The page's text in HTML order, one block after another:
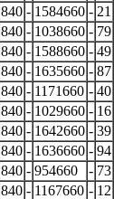
840 - 1584660 - 21
840 - 1038660 - 79
840 - 1588660 - 49
840 - 1635660 - 87
840 - 1171660 - 40
840 - 1029660 - 16
840 - 1642660 - 39
840 - 1636660 - 94
840 - 954660 - 73
840 - 1167660 - 12